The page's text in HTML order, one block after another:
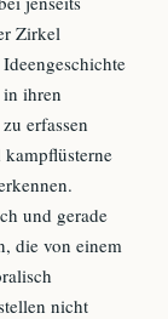
Zirkel
ihren
erfassen
und gerade
die von einem
nicht